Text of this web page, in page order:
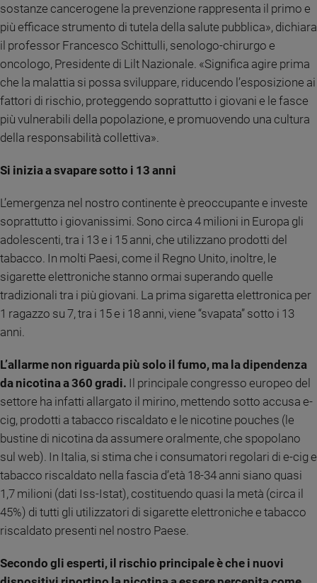
siamo
Contatti
Pubblicità
Redazione
Social
sostanze cancerogene la prevenzione rappresenta il primo e
più efficace strumento di tutela della salute pubblica», dichiara
il professor Francesco Schittulli, senologo-chirurgo e
oncologo, Presidente di Lilt Nazionale. «Significa agire prima
che la malattia si possa sviluppare, riducendo l’esposizione ai
fattori di rischio, proteggendo soprattutto i giovani e le fasce
più vulnerabili della popolazione, e promuovendo una cultura
della responsabilità collettiva».
Si inizia a svapare sotto i 13 anni
L’emergenza nel nostro continente è preoccupante e investe
soprattutto i giovanissimi. Sono circa 4 milioni in Europa gli
adolescenti, tra i 13 e i 15 anni, che utilizzano prodotti del
tabacco. In molti Paesi, come il Regno Unito, inoltre, le
sigarette elettroniche stanno ormai superando quelle
tradizionali tra i più giovani. La prima sigaretta elettronica per
1 ragazzo su 7, tra i 15 e i 18 anni, viene “svapata” sotto i 13
anni.
L’allarme non riguarda più solo il fumo, ma la dipendenza
da nicotina a 360 gradi. Il principale congresso europeo del
settore ha infatti allargato il mirino, mettendo sotto accusa e-
cig, prodotti a tabacco riscaldato e le nicotine pouches (le
bustine di nicotina da assumere oralmente, che spopolano
sul web). In Italia, si stima che i consumatori regolari di e-cig e
tabacco riscaldato nella fascia d’età 18-34 anni siano quasi
1,7 milioni (dati Iss-Istat), costituendo quasi la metà (circa il
45%) di tutti gli utilizzatori di sigarette elettroniche e tabacco
riscaldato presenti nel nostro Paese.
Secondo gli esperti, il rischio principale è che i nuovi